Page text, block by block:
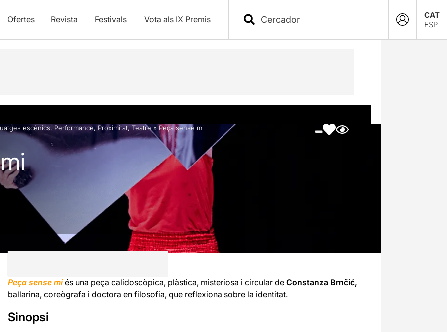
Ofertes Revista Festivals Vota als IX Premis
CAT
ESP
escènics, Performance, Proximitat,Teatre » Peça sense mi
Peça sense miés una peça calidoscòpica, plàstica, misteriosa i circular de Constanza Brnčić,
ballarina, coreògrafa i doctora en filosofia, que reflexiona sobre la identitat.
Sinopsi